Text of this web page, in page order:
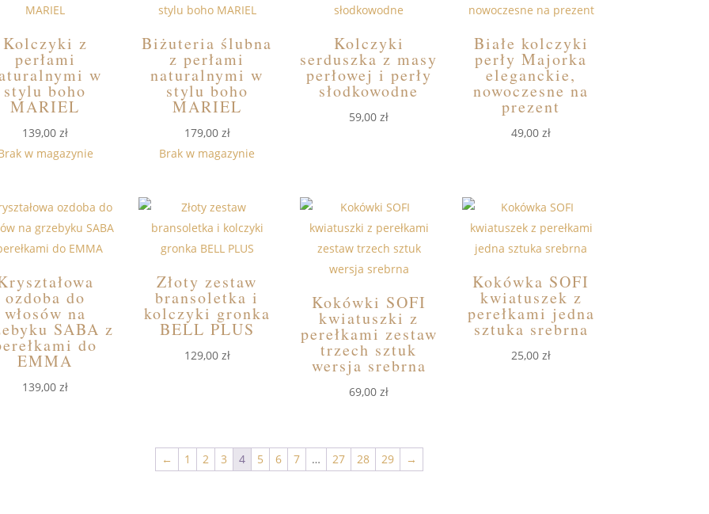
Kolczyki z
perłami
w
stylu boho
MARIEL
139,00zł
w magazynie
Biżuteria ślubna
z perłami
naturalnymi w
stylu boho
MARIEL
179,00 zł
Brak w magazynie
Kolczyki
serduszka z masy
perłowej i perły
słodkowodne
59,00zł
Białe kolczyki
perły Majorka
eleganckie,
nowoczesne na
prezent
49,00zł
ozdoba do
włosów na
SABA z
do
EMMA
139,00zł
Złoty zestaw
bransoletka i
kolczyki gronka
BELL PLUS
129,00 zł
Kokówki SOFI
kwiatuszki z
perełkami zestaw
trzech sztuk
wersja srebrna
69,00zł
Kokówka SOFI
kwiatuszek z
perełkami jedna
sztuka srebrna
25,00zł
← 1 2 3 4 5 6 7 … 27 28 29 →